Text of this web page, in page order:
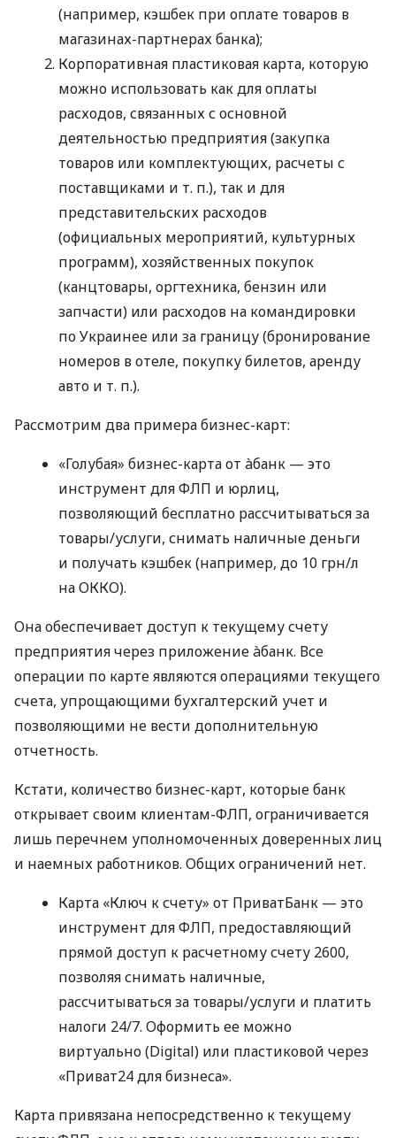
(например, кэшбек при оплате товаров в
магазинах-партнерах банка);
Корпоративная пластиковая карта, которую
можно использовать как для оплаты
расходов, связанных с основной
деятельностью предприятия (закупка
товаров или комплектующих, расчеты с
поставщиками и т. п.), так и для
представительских расходов
(официальных мероприятий, культурных
программ), хозяйственных покупок
(канцтовары, оргтехника, бензин или
запчасти) или расходов на командировки
по Украинее или за границу (бронирование
номеров в отеле, покупку билетов, аренду
авто и т. п.).
Рассмотрим два примера бизнес-карт:
«Голубая» бизнес-карта от àбанк — это
инструмент для ФЛП и юрлиц,
позволяющий бесплатно рассчитываться за
товары/услуги, снимать наличные деньги
и получать кэшбек (например, до 10 грн/л
на ОККО).
Она обеспечивает доступ к текущему счету
предприятия через приложение àбанк. Все
операции по карте являются операциями текущего
счета, упрощающими бухгалтерский учет и
позволяющими не вести дополнительную
отчетность.
Кстати, количество бизнес-карт, которые банк
открывает своим клиентам-ФЛП, ограничивается
лишь перечнем уполномоченных доверенных лиц
и наемных работников. Общих ограничений нет.
Карта «Ключ к счету» от ПриватБанк — это
инструмент для ФЛП, предоставляющий
прямой доступ к расчетному счету 2600,
позволяя снимать наличные,
рассчитываться за товары/услуги и платить
налоги 24/7. Оформить ее можно
виртуально (Digital) или пластиковой через
«Приват24 для бизнеса».
Карта привязана непосредственно к текущему